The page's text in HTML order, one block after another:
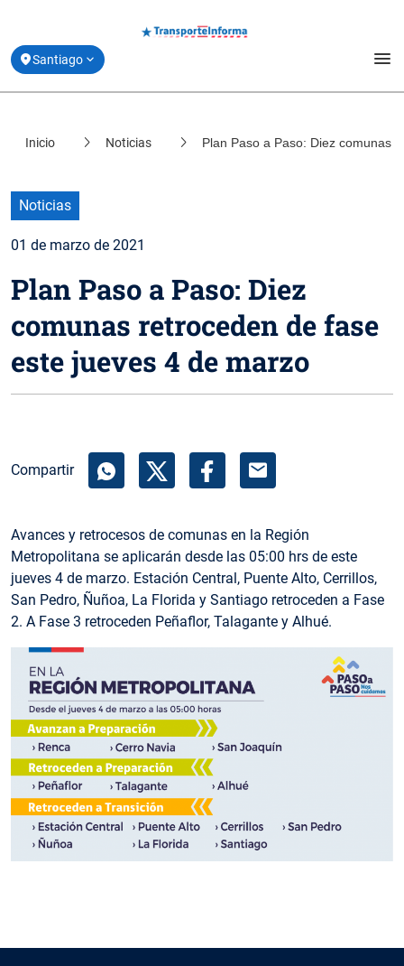
Santiago menu
Derribando Mitos
Centro de ayuda
Acerca de Transporte Informa
location_onCoquimbo
location_onValparaíso
location_onBiobío
location_on Los Lagos
Inicio Noticias Plan Paso a Paso: Diez comunas
Noticias
01 de marzo de 2021
Plan Paso a Paso: Diez
comunas retroceden de fase
este jueves 4 de marzo
Compartir mail
Avances y retrocesos de comunas en la Región
Metropolitana se aplicarán desde las 05:00 hrs de este
jueves 4 de marzo. Estación Central, Puente Alto, Cerrillos,
San Pedro, Ñuñoa, La Florida y Santiago retroceden a Fase
2. A Fase 3 retroceden Peñaflor, Talagante y Alhué.